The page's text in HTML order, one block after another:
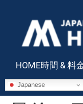
HOME時間 & 料
Japanese